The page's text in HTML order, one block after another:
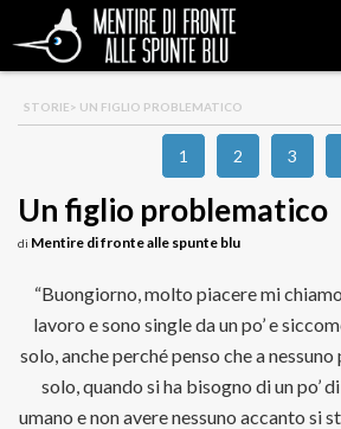
STORIE> UN FIGLIO PROBLEMATICO
1 2 3
Un figlio problematico
di Mentire di fronte alle spunte blu
“Buongiorno, molto piacere mi
lavoro e sono single da un po’ e
solo, anche perché penso che a
solo, quando si ha bisogno di un po’
umano e non avere nessuno accanto si